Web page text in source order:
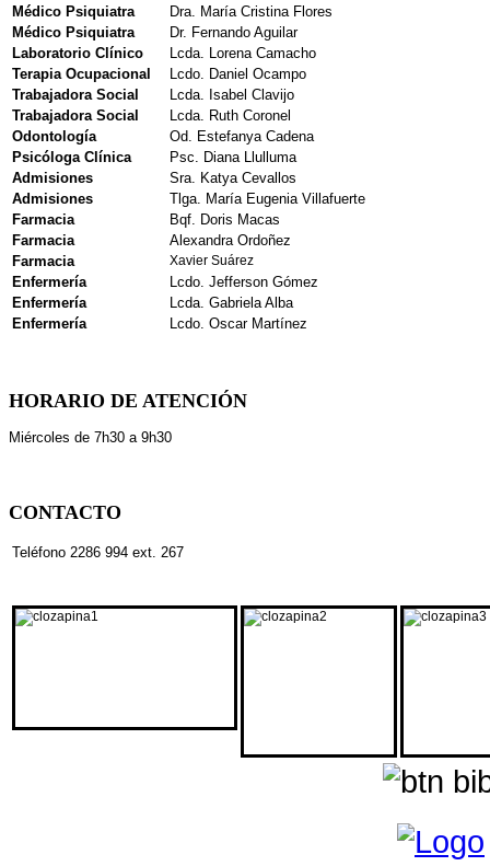
Médico Psiquiatra
Dra. María Cristina Flores
Médico Psiquiatra
Dr. Fernando Aguilar
Laboratorio Clínico
Lcda. Lorena Camacho
Terapia Ocupacional
Lcdo. Daniel Ocampo
Trabajadora Social
Lcda. Isabel Clavijo
Trabajadora Social
Lcda. Ruth Coronel
Odontología
Od. Estefanya Cadena
Psicóloga Clínica
Psc. Diana Llulluma
Admisiones
Sra. Katya Cevallos
Admisiones
Tlga. María Eugenia Villafuerte
Farmacia
Bqf. Doris Macas
Farmacia
Alexandra Ordoñez
Farmacia
Xavier Suárez
Enfermería
Lcdo. Jefferson Gómez
Enfermería
Lcda. Gabriela Alba
Enfermería
Lcdo. Oscar Martínez
HORARIO DE ATENCIÓN
Miércoles de 7h30 a 9h30
CONTACTO
Teléfono 2286 994 ext. 267